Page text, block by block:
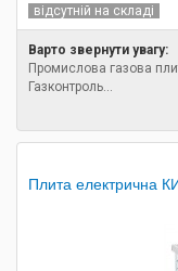
відсутній на складі
Варто звернути увагу:
Промислова газова
Газконтроль...
Плита електрична